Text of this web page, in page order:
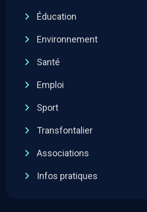
Éducation
Environnement
Santé
Emploi
Sport
Transfontalier
Associations
Infos pratiques